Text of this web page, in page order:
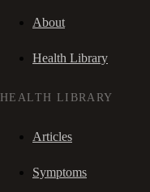
About
Health Library
HEALTH LIBRARY
Articles
Symptoms